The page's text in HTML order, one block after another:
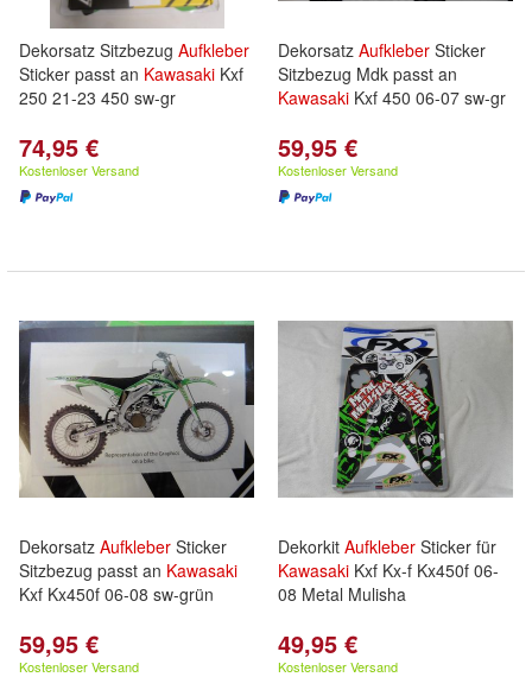
Dekorsatz Sitzbezug Aufkleber
Sticker passt an Kawasaki Kxf
250 21-23 450 sw-gr
74,95 €
Kostenloser Versand
Dekorsatz Aufkleber Sticker
Sitzbezug Mdk passt an
Kawasaki Kxf 450 06-07 sw-gr
59,95 €
Kostenloser Versand
Dekorsatz Aufkleber Sticker
Sitzbezug passt an Kawasaki
Kxf Kx450f 06-08 sw-grün
59,95 €
Kostenloser Versand
Dekorkit Aufkleber Sticker für
Kawasaki Kxf Kx-f Kx450f 06-
08 Metal Mulisha
49,95 €
Kostenloser Versand